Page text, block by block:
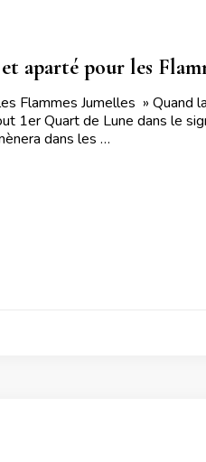
aparté pour les
Jumelles » Quand
1er Quart de Lune dans le
dans les …